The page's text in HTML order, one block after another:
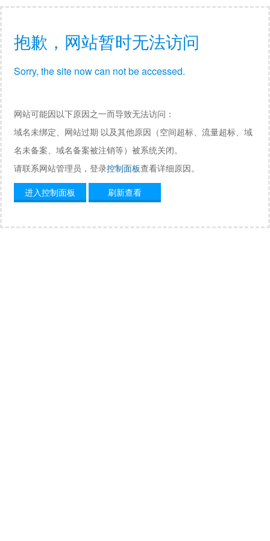
抱歉，网站暂时无法访问
Sorry, the site now can not be accessed.
网站可能因以下原因之一而导致无法访问：
域名未绑定、网站过期 以及其他原因（空间超标、流量超标、域
名未备案、域名备案被注销等）被系统关闭。
请联系网站管理员，登录控制面板查看详细原因。
进入控制面板
刷新查看